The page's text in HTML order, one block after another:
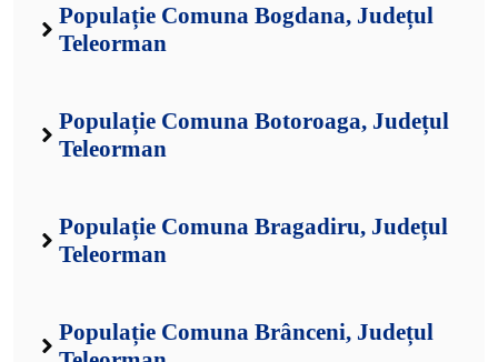
Populație Comuna Bogdana, Județul
Teleorman
Populație Comuna Botoroaga, Județul
Teleorman
Populație Comuna Bragadiru, Județul
Teleorman
Populație Comuna Brânceni, Județul